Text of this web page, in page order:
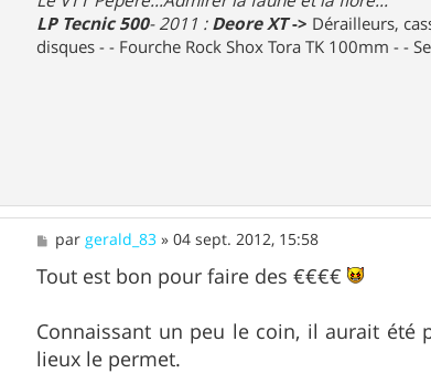
LP Tecnic 500- 2011 : Deore XT-> Dérailleurs,
disques - - Fourche Rock Shox Tora TK 100mm - -
M
e
s
s
g
e
par gerald_83 »04 sept. 2012, 15:58
Tout est bon pour faire des €€€€
Connaissant un peu le coin, il aurait été
lieux le permet.